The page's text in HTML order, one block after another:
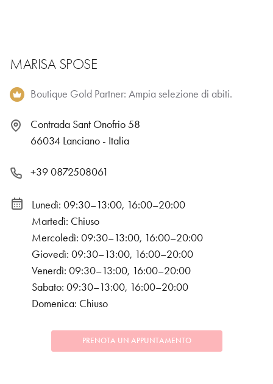
MARISA SPOSE
Boutique Gold Partner: Ampia selezione di abiti.
Contrada Sant Onofrio 58
66034 Lanciano - Italia
+39 0872508061
Lunedì: 09:30–13:00, 16:00–20:00
Martedì: Chiuso
Mercoledì: 09:30–13:00, 16:00–20:00
Giovedì: 09:30–13:00, 16:00–20:00
Venerdì: 09:30–13:00, 16:00–20:00
Sabato: 09:30–13:00, 16:00–20:00
Domenica: Chiuso
PRENOTA UN APPUNTAMENTO